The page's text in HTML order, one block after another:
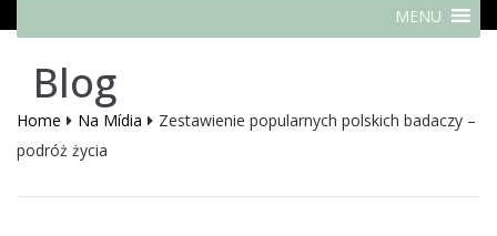
Senha
Lembrar-me
MENU
Blog
Home Na Mídia
Zestawienie popularnych polskich badaczy –
podróż życia